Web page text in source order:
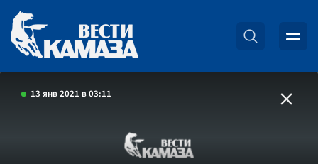
13 янв 2021 в 03:11